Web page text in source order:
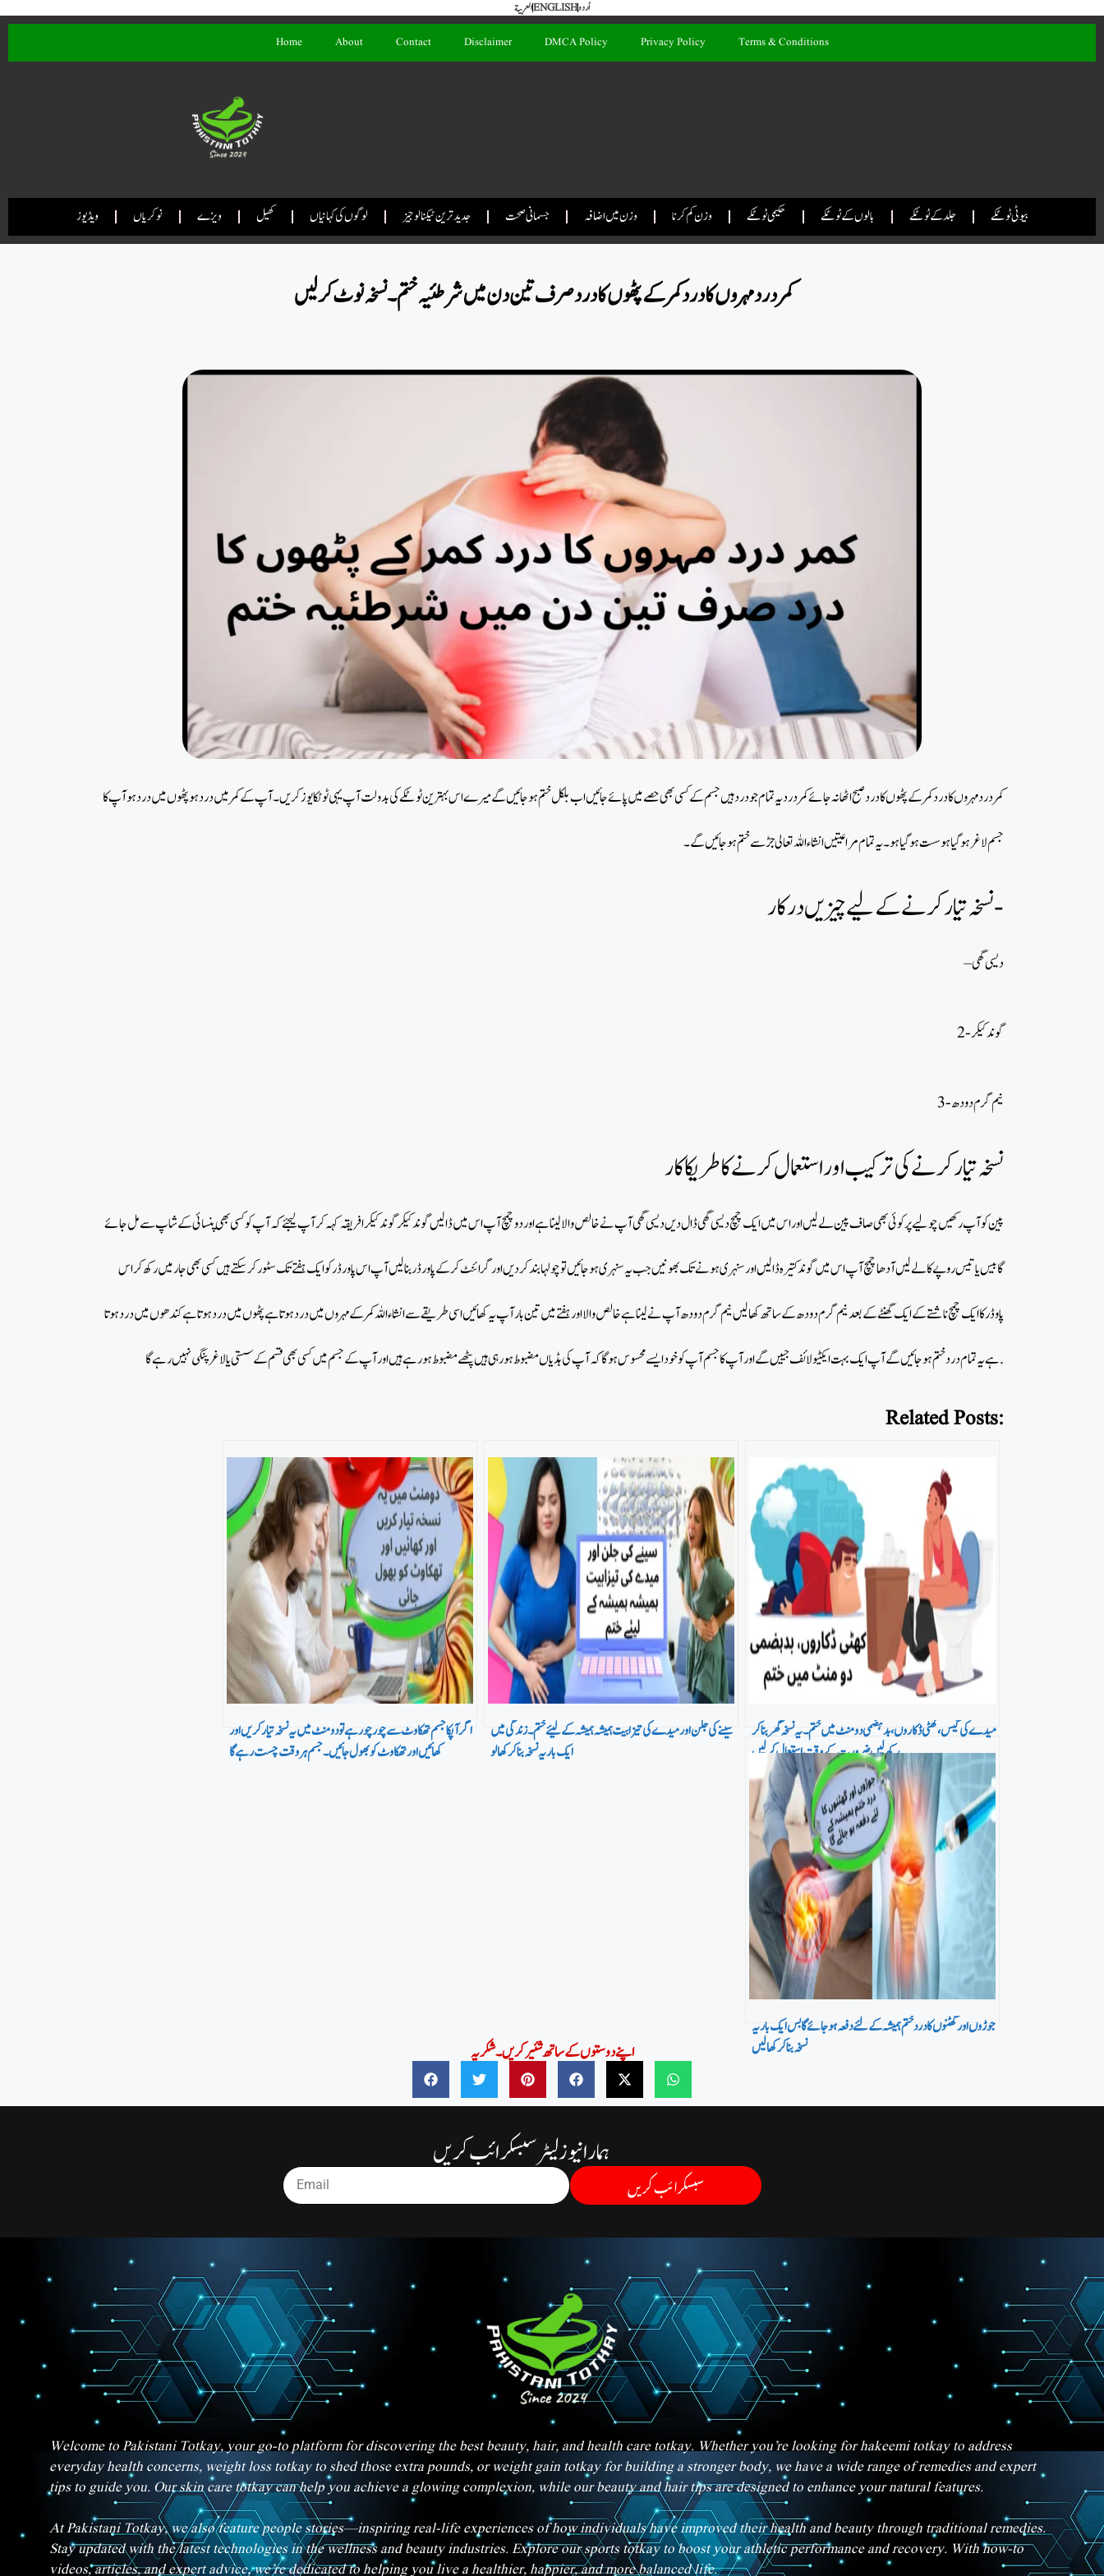
العربيةENGLISHاُردو
Home About Contact Disclaimer DMCA Policy Privacy Policy Terms & Conditions
ویڈیوز نوکریاں ویزے کھیل لوگوں کی کہانیاں جدید ترین ٹیکنالوجیز جسمانی صحت وزن میں اضافہ وزن کم کرنا حکیمی ٹوٹکے بالوں کے ٹوٹکے جلد کے ٹوٹکے بیوٹی ٹوٹکے
کمر درد مہروں کا درد کمر کے پٹھوں کا درد صرف تین دن میں شرطئیہ ختم۔ نسخہ نوٹ کر لیں
کمر درد مہروں کا درد کمر کے پٹھوں کا درد صبح اٹھا نہ جائے کمر درد یہ تمام جو درد ہیں جسم کے کسی بھی حصے میں پائے جائیں اب بلکل ختم ہو جائیں گے میرے اس بہترین ٹوٹکے کی بدولت آپ یہی ٹوٹکا یوز کریں۔ آپ کے کمر میں درد ہو پٹھوں میں درد ہو آپ کا
جسم لاغر ہو گیا ہو سست ہو گیا ہو۔ یہ تمام مراعیتیں انشاء اللہ تعالی جڑ سے ختم ہو جائیں گے۔
نسخہ تیارکرنے کے لیے چیزیں درکار-
– دیسی گھی
2- گوند کیکر
3- نیم گرم دودھ
نسخہ تیارکرنےکی ترکیب اور استعمال کرنے کا طریکا کار
پین کو آپ رکھیں چولیے پر کوئی بھی صاف پین لے لیں اور اس میں ایک چمچ دیسی گھی ڈال دیں دیسی گھی آپ نے خالص والا لینا ہے اور دو چمچ آپ اس میں ڈالیں گوند کیکر گوند کیکر افریقہ کہہ کر آپ لیجئے کہ آپ کو کسی بھی پنسائی کے شاپ سے مل جائے
گا بیس یا تیس روپے کا لے لیں آدھا چمچ آپ اس میں گوند کتیرہ ڈالیں اور سنہری ہونے تک بھونیں جب یہ سنہری ہو جائیں تو چولہا بند کر دیں اور گرائنٹ کر کے پاورڈر بنا لیں آپ اس پاورڈر کو ایک ہفتے تک سٹور کر سکتے ہیں کسی بھی جار میں رکھ کر اس
پاوڈر کا ایک چمچ ناشتے کے ایک گھنٹے کے بعد نیم گرم دودھ کے ساتھ کھا لیں نیم گرم دودھ آپ نے لینا ہے خالص والا اور ہفتے میں تین بار آپ یہ کھائیں اسی طریقے سے انشاءاللہ کمر کے مہروں میں درد ہوتا ہے پٹھوں میں درد ہوتا ہے کندھوں میں درد ہوتا
ہے یہ تمام درد ختم ہو جائیں گے آپ ایک بہت ایکٹیو لائف جییں گے اور آپ کا جسم آپ کو خود ایسے محسوس ہوگا کہ آپ کی ہڈیاں مضبوط ہو رہی ہیں پٹھے مضبوط ہو رہے ہیں اور آپ کے جسم میں کسی بھی قسم کے سستی یا لاغر پنگی نہیں رہے گا.
Related Posts:
اگر آپکا جسم تھکاوٹ سے چور چور ہے تو دومنٹ میں یہ نسخہ تیار کریں اور
کھائیں اور تھکاوٹ کو بھول جائیں۔ جسم ہر وقت چست رہے گا
سینے کی جلن اور میدے کی تیزابیت ہمیشہ ہمیشہ کے لیئے ختم۔ زندگی میں
ایک بار یہ نسخہ بنا کر کھا لو
میدے کی گیس، کھٹی ڈکاروں، بدہضمی دو منٹ میں ختم۔ یہ نسخہ گھر بنا کر
رکھ لیں ضرورت کے وقت استعمال کر لیں
جوڑوں اور گھٹنوں کا درد ختم ہمیشہ کے لئے دفعہ ہو جائے گا بس ایک بار یہ
نسخہ بنا کر کھا لیں
اپنے دوستوں کے ساتھ شئیر کریں۔شکریہ
ہمارا نیوز لیٹر سبسکرائب کریں
سبسکرائب کریں
Welcome to Pakistani Totkay, your go-to platform for discovering the best beauty, hair, and health care totkay. Whether you’re looking for hakeemi totkay to address
everyday health concerns, weight loss totkay to shed those extra pounds, or weight gain totkay for building a stronger body, we have a wide range of remedies and expert
tips to guide you. Our skin care totkay can help you achieve a glowing complexion, while our beauty and hair tips are designed to enhance your natural features.
At Pakistani Totkay, we also feature people stories—inspiring real-life experiences of how individuals have improved their health and beauty through traditional remedies.
Stay updated with the latest technologies in the wellness and beauty industries. Explore our sports totkay to boost your athletic performance and recovery. With how-to
videos, articles, and expert advice, we’re dedicated to helping you live a healthier, happier, and more balanced life.